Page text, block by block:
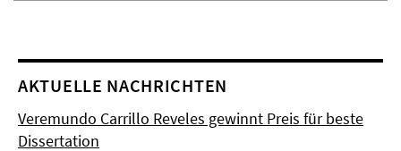
AKTUELLE NACHRICHTEN
Veremundo Carrillo Reveles gewinnt Preis für beste
Dissertation